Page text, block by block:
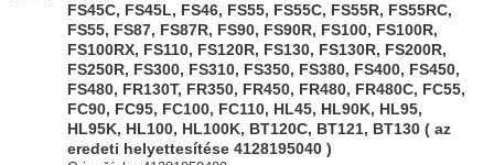
FS45C, FS45L, FS46, FS55, FS55C, FS55R, FS55RC,
FS55, FS87, FS87R, FS90, FS90R, FS100, FS100R,
FS100RX, FS110, FS120R, FS130, FS130R, FS200R,
FS250R, FS300, FS310, FS350, FS380, FS400, FS450,
FS480, FR130T, FR350, FR450, FR480, FR480C, FC55,
FC90, FC95, FC100, FC110, HL45, HL90K, HL95,
HL95K, HL100, HL100K, BT120C, BT121, BT130 ( az
eredeti helyettesítése 4128195040 )